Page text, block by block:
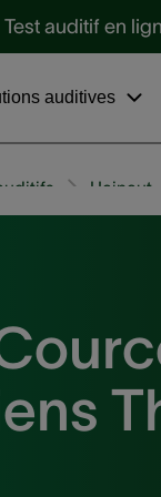
Test auditif en
auditives
Hainaut